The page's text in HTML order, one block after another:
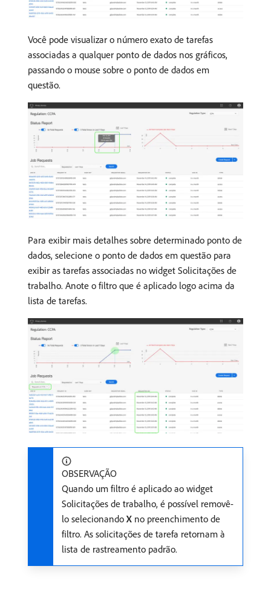
Você pode visualizar o número exato de tarefas
associadas a qualquer ponto de dados nos gráficos,
passando o mouse sobre o ponto de dados em
questão.
Para exibir mais detalhes sobre determinado ponto de
dados, selecione o ponto de dados em questão para
exibir as tarefas associadas no widget Solicitações de
trabalho. Anote o filtro que é aplicado logo acima da
lista de tarefas.
OBSERVAÇÃO
Quando um filtro é aplicado ao widget
Solicitações de trabalho, é possível removê-
lo selecionando X no preenchimento de
filtro. As solicitações de tarefa retornam à
lista de rastreamento padrão.